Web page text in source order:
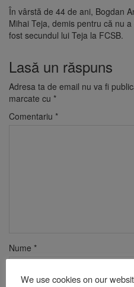
În vârstă de 44 de ani, Bogdan
Mihai Teja, demis pentru că nu
fost secundul lui Teja la FCSB.
Lasă un răspuns
Adresa ta de email nu va fi
marcate cu *
Comentariu *
Nume *
We use cookies on our